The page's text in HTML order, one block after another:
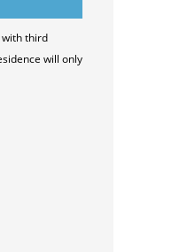
third
will only